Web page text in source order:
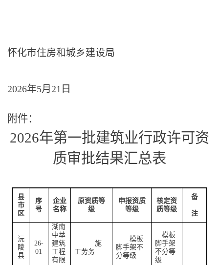
怀化市住房和城乡建设局
2026年5月 21 日
附件：
2026年第一批建筑业行政许可资
质审批结果汇总表
县
市
区
序
号
企业
名称
原资质等
级
申报资质
等级
核定资
质等级
备
注
沅
陵
县
26-
01
湖南
中萃
建筑
工程
有限
施
工劳务
模板
脚手架不
分等级
模板
脚手架
不分等
级